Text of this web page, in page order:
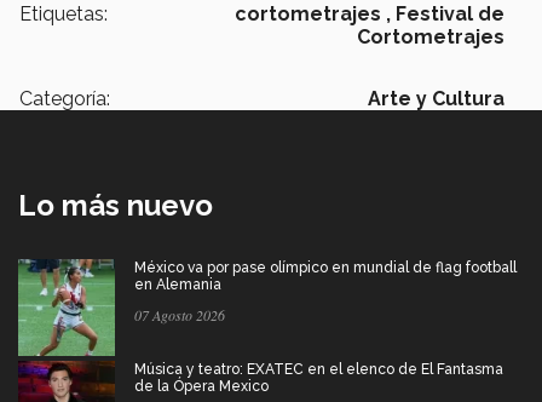
Etiquetas: cortometrajes , Festival de
Cortometrajes
Categoría: Arte y Cultura
Lo más nuevo
México va por pase olímpico en mundial de flag football
en Alemania
07 Agosto 2026
Música y teatro: EXATEC en el elenco de El Fantasma
de la Ópera Mexico